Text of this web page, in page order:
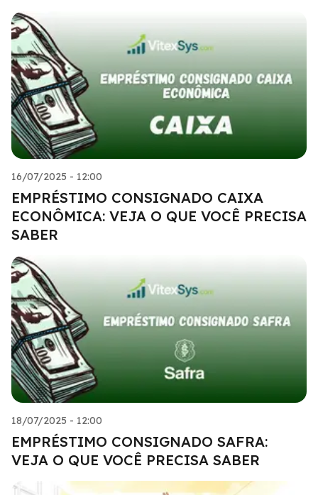
16/07/2025 - 12:00
EMPRÉSTIMO CONSIGNADO CAIXA
ECONÔMICA: VEJA O QUE VOCÊ PRECISA
SABER
18/07/2025 - 12:00
EMPRÉSTIMO CONSIGNADO SAFRA:
VEJA O QUE VOCÊ PRECISA SABER